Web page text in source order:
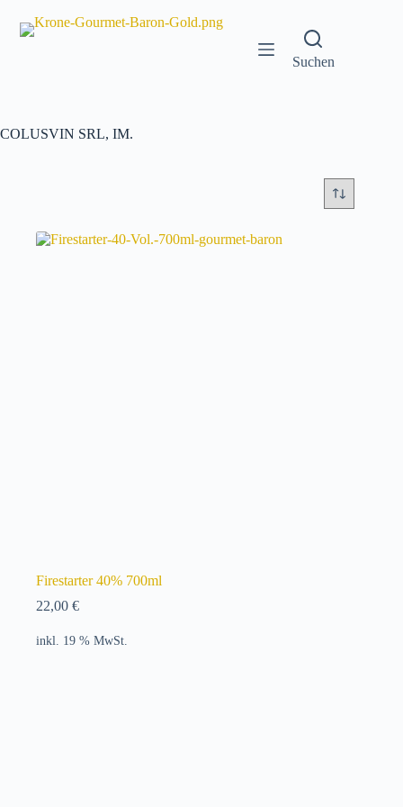
Inhalt
springen
Suchen
COLUSVIN SRL, IM.
Firestarter 40% 700ml
22,00 €
inkl. 19 % MwSt.